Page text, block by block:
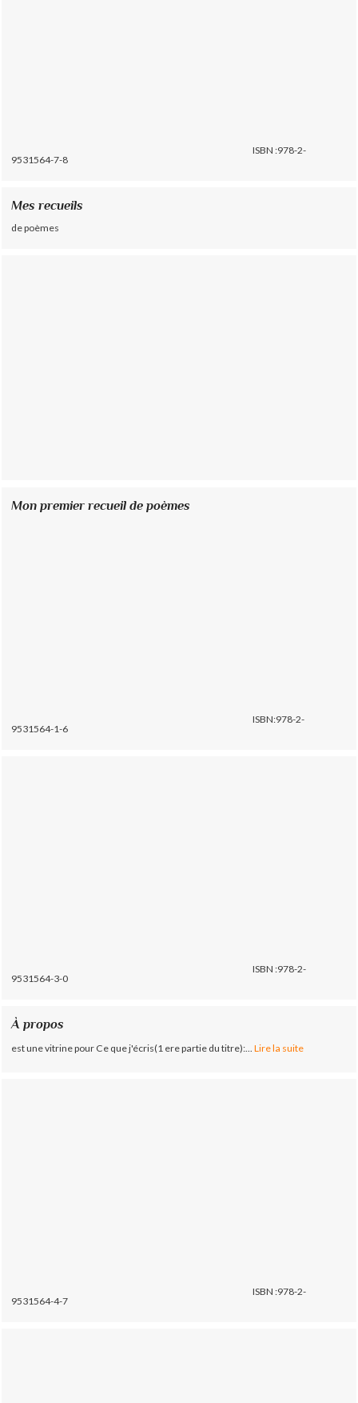
ISBN :978-2-
9531564-7-8
Mes recueils
de poèmes
Mon premier recueil de poèmes
ISBN:978-2-
9531564-1-6
ISBN :978-2-
9531564-3-0
À propos
est une vitrine pour Ce que j'écris(1 ere partie du titre):... Lire la suite
ISBN :978-2-
9531564-4-7